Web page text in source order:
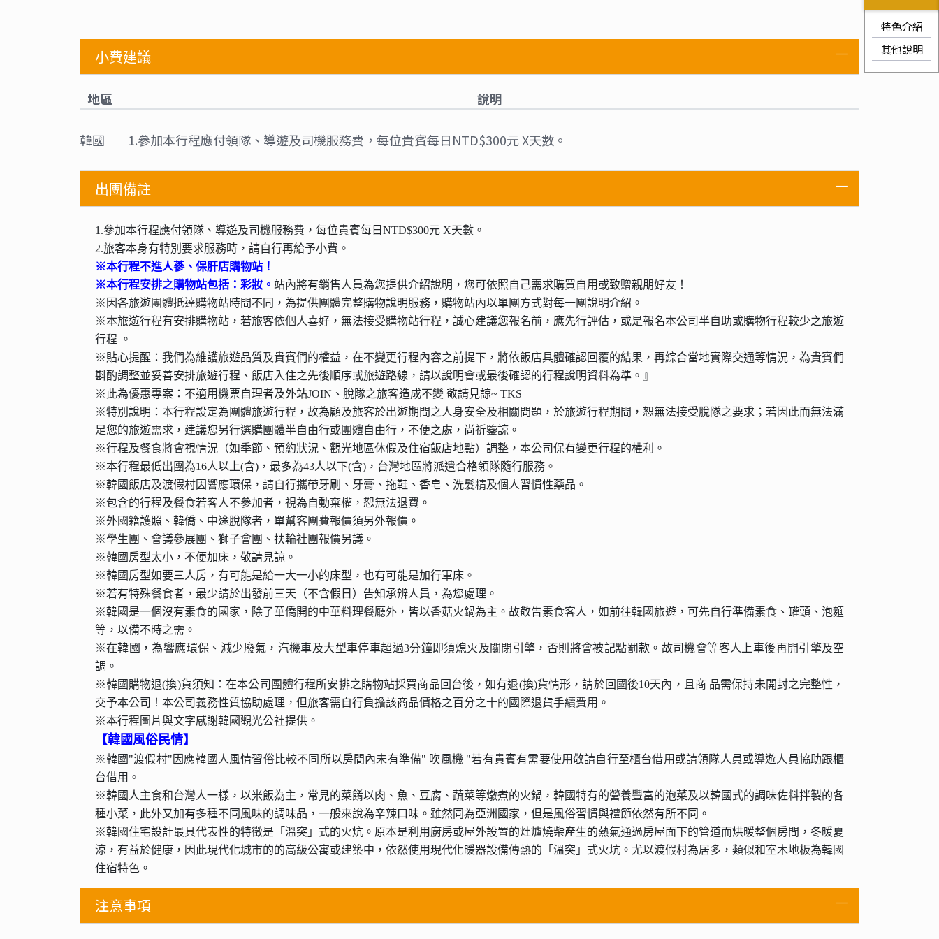
特色介紹
其他說明
小費建議
地區 說明
韓國 1.參加本行程應付領隊、導遊及司機服務費，每位貴賓每日NTD$300元 X天數。
出團備註
1.參加本行程應付領隊、導遊及司機服務費，每位貴賓每日NTD$300元 X天數。
2.旅客本身有特別要求服務時，請自行再給予小費。
※本行程不進人蔘、 保肝店購物站！
※本行程安排之購物站包括：彩妝。 站內將有銷售人員為您提供介紹說明，您可依照自己需求購買自用或致贈親朋好友！
※因各旅遊團體抵達購物站時間不同，為提供團體完整購物說明服務，購物站內以單團方式對每一團說明介紹。
※本旅遊行程有安排購物站，若旅客依個人喜好，無法接受購物站行程，誠心建議您報名前，應先行評估，或是報名本公司半自助或購物行程較少之旅遊
行程 。
※貼心提醒：我們為維護旅遊品質及貴賓們的權益，在不變更行程內容之前提下，將依飯店具體確認回覆的結果，再綜合當地實際交通等情況，為貴賓們
斟酌調整並妥善安排旅遊行程、飯店入住之先後順序或旅遊路線，請以說明會或最後確認的行程說明資料為準。』
※此為優惠專案：不適用機票自理者及外站JOIN、脫隊之旅客造成不變 敬請見諒~ TKS
※特別說明：本行程設定為團體旅遊行程，故為顧及旅客於出遊期間之人身安全及相關問題，於旅遊行程期間，恕無法接受脫隊之要求；若因此而無法滿
足您的旅遊需求，建議您另行選購團體半自由行或團體自由行，不便之處，尚祈鑒諒。
※行程及餐食將會視情況（如季節、預約狀況、觀光地區休假及住宿飯店地點）調整，本公司保有變更行程的權利。
※本行程最低出團為16人以上(含)，最多為43人以下(含)，台灣地區將派遣合格領隊隨行服務。
※韓國飯店及渡假村因響應環保，請自行攜帶牙刷、牙膏、拖鞋、香皂、洗髮精及個人習慣性藥品。
※包含的行程及餐食若客人不參加者，視為自動棄權，恕無法退費。
※外國籍護照、韓僑、中途脫隊者，單幫客團費報價須另外報價。
※學生團、會議參展團、獅子會團、扶輪社團報價另議。
※韓國房型太小，不便加床，敬請見諒。
※韓國房型如要三人房，有可能是給一大一小的床型，也有可能是加行軍床。
※若有特殊餐食者，最少請於出發前三天（不含假日）告知承辨人員，為您處理。
※韓國是一個沒有素食的國家，除了華僑開的中華料理餐廳外，皆以香菇火鍋為主。故敬告素食客人，如前往韓國旅遊，可先自行準備素食、罐頭、泡麵
等，以備不時之需。
※在韓國，為響應環保、減少廢氣，汽機車及大型車停車超過3分鐘即須熄火及關閉引擎，否則將會被記點罰款。故司機會等客人上車後再開引擎及空
調。
※韓國購物退(換)貨須知：在本公司團體行程所安排之購物站採買商品回台後，如有退(換)貨情形，請於回國後10天內，且商 品需保持未開封之完整性，
交予本公司！本公司義務性質協助處理，但旅客需自行負擔該商品價格之百分之十的國際退貨手續費用。
※本行程圖片與文字感謝韓國觀光公社提供。
【韓國風俗民情】
※韓國"渡假村"因應韓國人風情習俗比較不同所以房間內未有準備" 吹風機 "若有貴賓有需要使用敬請自行至櫃台借用或請領隊人員或導遊人員協助跟櫃
台借用。
※韓國人主食和台灣人一樣，以米飯為主，常見的菜餚以肉、魚、豆腐、蔬菜等燉煮的火鍋，韓國特有的營養豐富的泡菜及以韓國式的調味佐料拌製的各
種小菜，此外又加有多種不同風味的調味品，一般來說為辛辣口味。雖然同為亞洲國家，但是風俗習慣與禮節依然有所不同。
※韓國住宅設計最具代表性的特徵是「溫突」式的火炕。原本是利用廚房或屋外設置的灶爐燒柴產生的熱氣通過房屋面下的管道而烘暖整個房間，冬暖夏
涼，有益於健康，因此現代化城市的的高級公寓或建築中，依然使用現代化暖器設備傳熱的「溫突」式火坑。尤以渡假村為居多，類似和室木地板為韓國
住宿特色。
注意事項